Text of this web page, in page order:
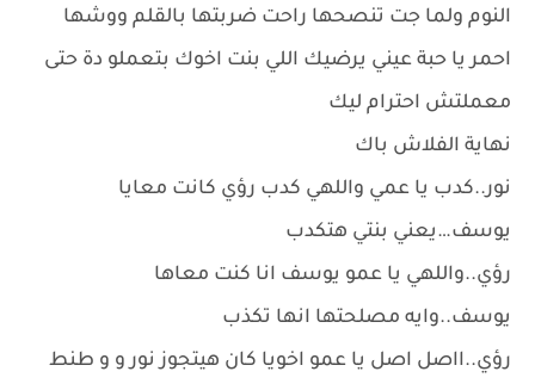
النوم ولما جت تنصحها راحت ضربتها بالقلم ووشها
احمر يا حبة عيني يرضيك اللي بنت اخوك بتعملو دة حتى
معملتش احترام ليك
نهاية الفلاش باك
نور..كدب يا عمي واللهي كدب رؤي كانت معايا
يوسف…يعني بنتي هتكدب
رؤي..واللهي يا عمو يوسف انا كنت معاها
يوسف..وايه مصلحتها انها تكذب
رؤي..ااصل اصل يا عمو اخويا كان هيتجوز نور و و طنط